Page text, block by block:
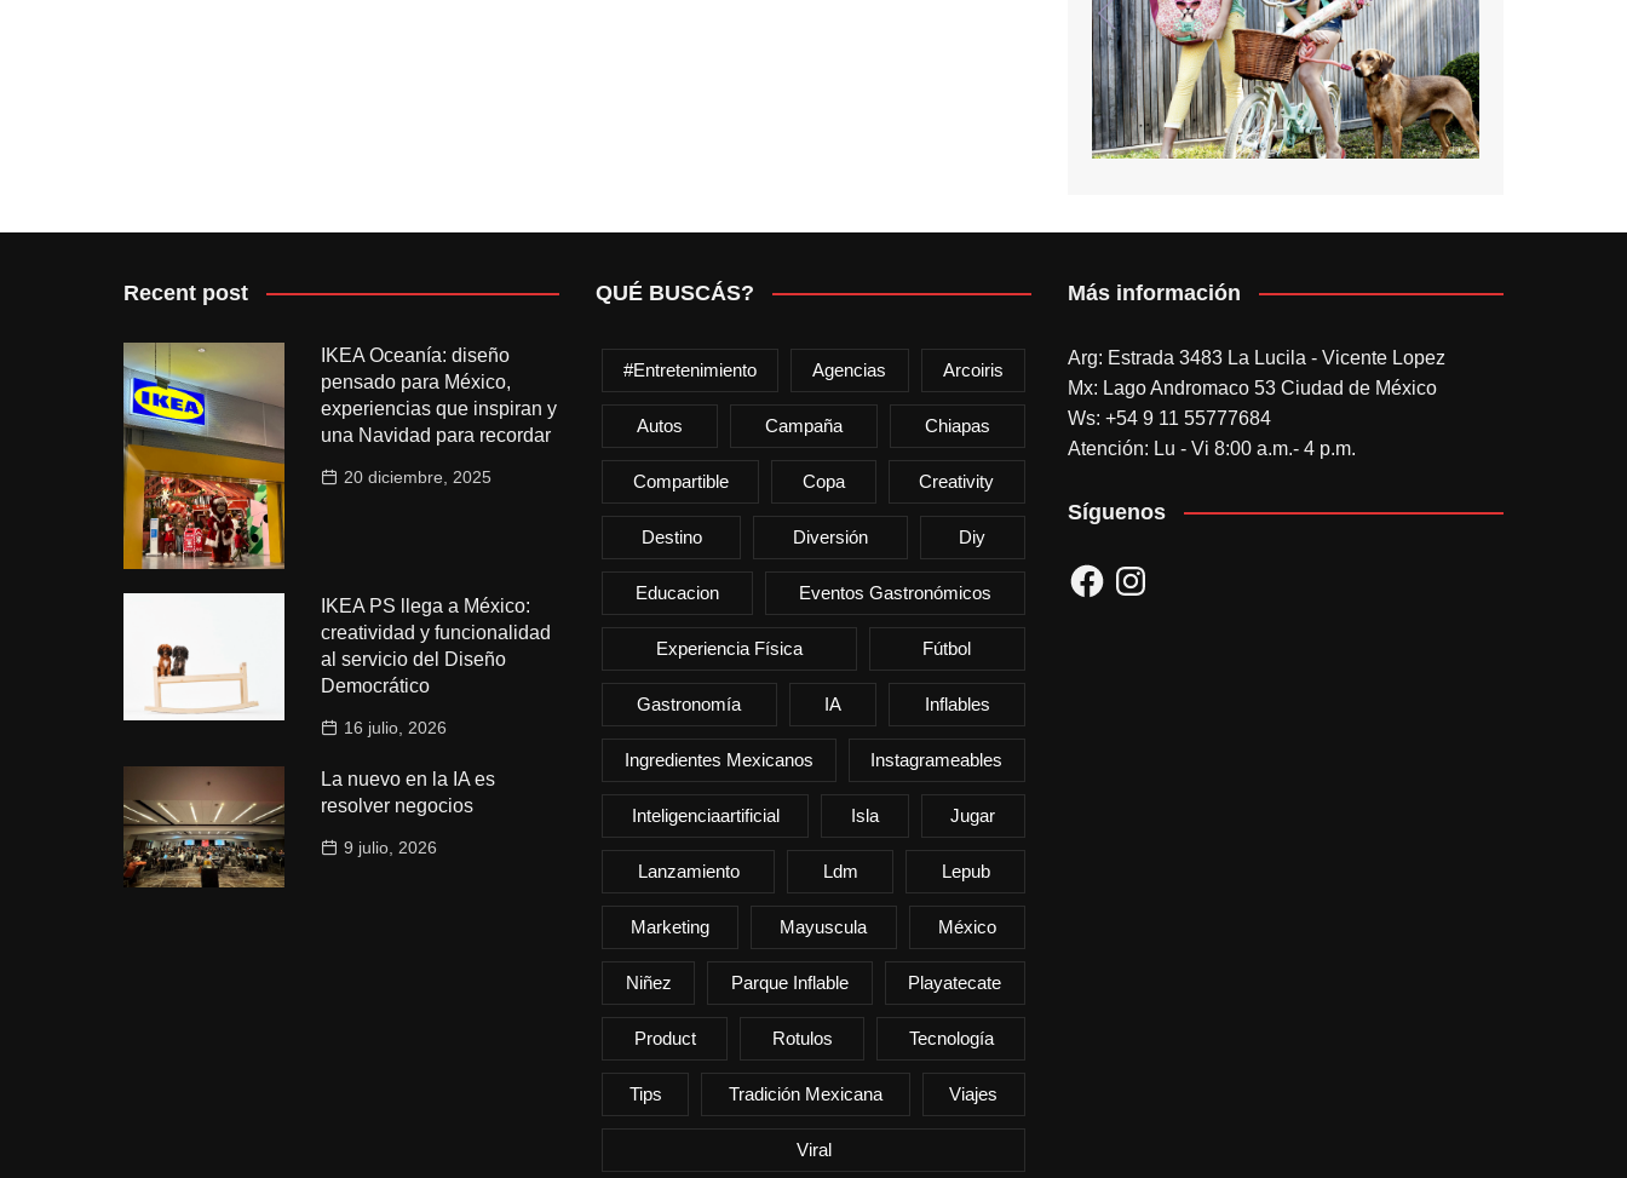
Recent post
IKEA Oceanía: diseño
pensado para México,
experiencias que inspiran y
una Navidad para recordar
20 diciembre, 2025
IKEA PS llega a México:
creatividad y funcionalidad
al servicio del Diseño
Democrático
16 julio, 2026
La nuevo en la IA es
resolver negocios
9 julio, 2026
QUÉ BUSCÁS?
#entretenimiento Agencias Arcoiris
Autos Campaña Chiapas
Compartible Copa Creativity
Destino Diversión Diy
Educacion Eventos Gastronómicos
Experiencia Física Fútbol
Gastronomía IA Inflables
Ingredientes Mexicanos Instagrameables
Inteligenciaartificial Isla Jugar
Lanzamiento Ldm Lepub
Marketing Mayuscula México
Niñez Parque Inflable Playatecate
Product Rotulos Tecnología
Tips Tradición Mexicana Viajes
Viral
Más información
Arg: Estrada 3483 La Lucila - Vicente Lopez
Mx: Lago Andromaco 53 Ciudad de México
Ws: +54 9 11 55777684
Atención: Lu - Vi 8:00 a.m.- 4 p.m.
Síguenos
FacebookInstagram